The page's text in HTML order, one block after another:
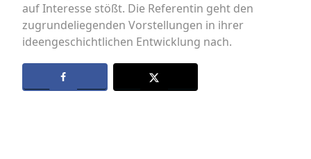
auf Interesse stößt. Die Referentin geht den
zugrundeliegenden Vorstellungen in ihrer
ideengeschichtlichen Entwicklung nach.